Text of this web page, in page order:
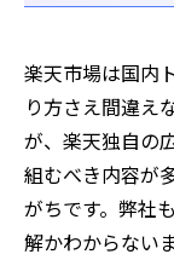
楽天市場は国内
り方さえ間違え
が、楽天独自の
組むべき内容が
がちです。弊社
解かわからない